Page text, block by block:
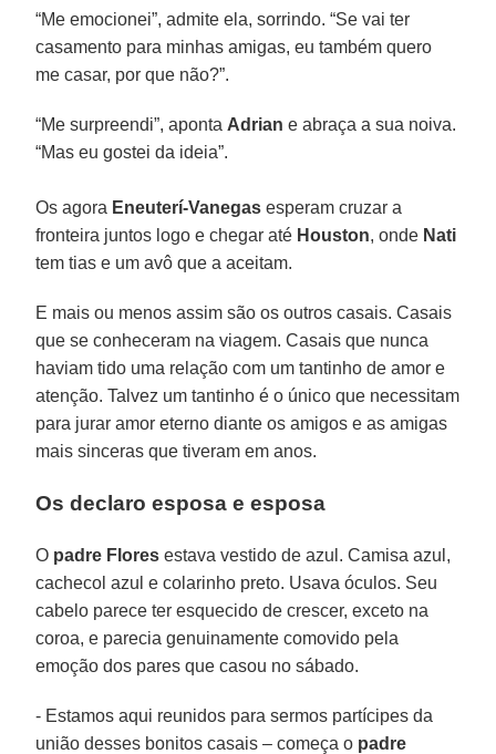
“Me emocionei”, admite ela, sorrindo. “Se vai ter
casamento para minhas amigas, eu também quero
me casar, por que não?”.
“Me surpreendi”, aponta Adrian e abraça a sua noiva.
“Mas eu gostei da ideia”.
Os agora Eneuterí-Vanegas esperam cruzar a
fronteira juntos logo e chegar até Houston, onde Nati
tem tias e um avô que a aceitam.
E mais ou menos assim são os outros casais. Casais
que se conheceram na viagem. Casais que nunca
haviam tido uma relação com um tantinho de amor e
atenção. Talvez um tantinho é o único que necessitam
para jurar amor eterno diante os amigos e as amigas
mais sinceras que tiveram em anos.
Os declaro esposa e esposa
O padre Flores estava vestido de azul. Camisa azul,
cachecol azul e colarinho preto. Usava óculos. Seu
cabelo parece ter esquecido de crescer, exceto na
coroa, e parecia genuinamente comovido pela
emoção dos pares que casou no sábado.
- Estamos aqui reunidos para sermos partícipes da
união desses bonitos casais – começa o padre